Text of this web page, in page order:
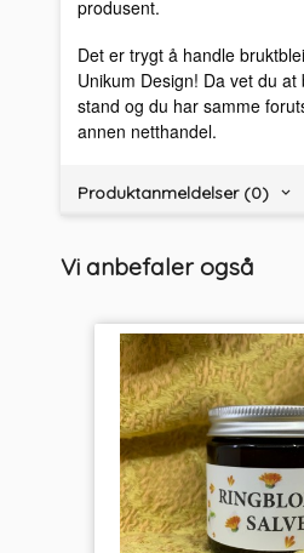
produsent.
Det er trygt å handle
Unikum Design! Da vet du at
stand og du har samme
annen netthandel.
Produktanmeldelser (0)
Vi anbefaler også